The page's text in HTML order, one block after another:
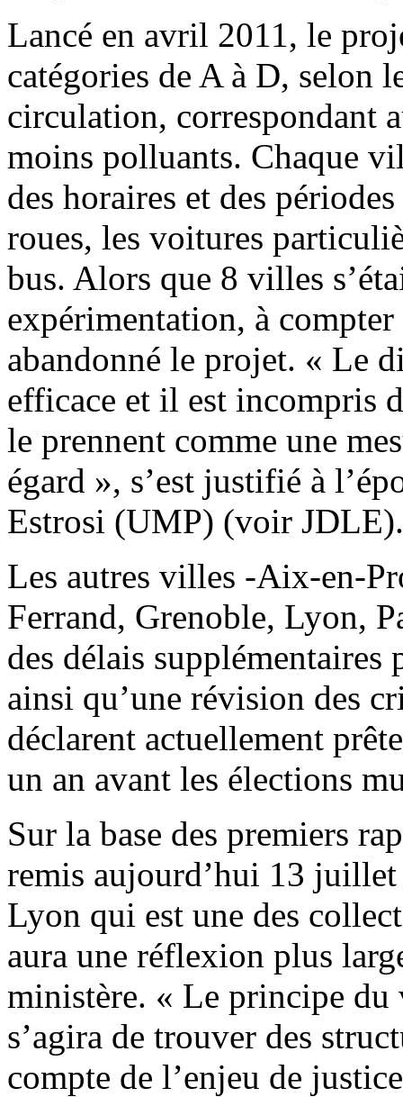
Lancé en avril 2011, le
catégories de A à D, selon
circulation, correspondant
moins polluants. Chaque
des horaires et des
roues, les voitures
bus. Alors que 8 villes
expérimentation, à
abandonné le projet. « Le
efficace et il est incompris
le prennent comme une
égard », s’est justifié à
Estrosi (UMP) (voir JDLE).
Les autres villes -Aix-en-
Ferrand, Grenoble, Lyon,
des délais
ainsi qu’une révision des
déclarent actuellement
un an avant les élections
Sur la base des premiers
remis aujourd’hui 13
Lyon qui est une des
aura une réflexion plus
ministère. « Le principe du
s’agira de trouver des
compte de l’enjeu de